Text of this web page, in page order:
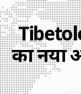
का नया